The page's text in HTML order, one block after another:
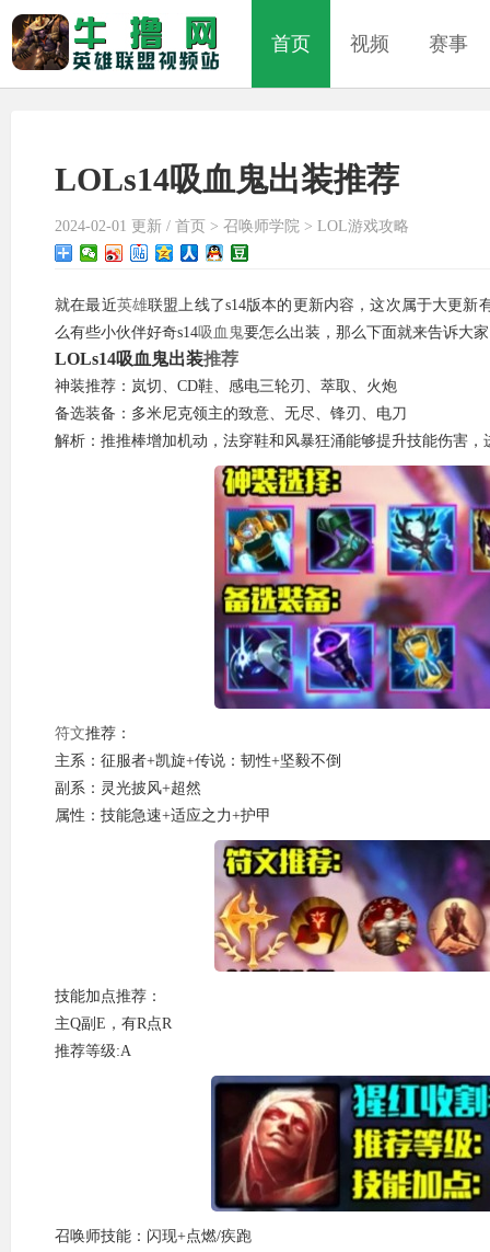
首页 视频 赛事
LOLs14吸血鬼出装推荐
2024-02-01 更新 / 首页 > 召唤师学院 > LOL游戏攻略
就在最近英雄联盟上线了s14版本的更新内容，这次属于大更
么有些小伙伴好奇s14吸血鬼要怎么出装，那么下面就来告诉大
LOLs14吸血鬼出装推荐
神装推荐：岚切、CD鞋、感电三轮刃、萃取、火炮
备选装备：多米尼克领主的致意、无尽、锋刃、电刀
解析：推推棒增加机动，法穿鞋和风暴狂涌能够提升技能伤害，
符文推荐：
主系：征服者+凯旋+传说：韧性+坚毅不倒
副系：灵光披风+超然
属性：技能急速+适应之力+护甲
技能加点推荐：
主Q副E，有R点R
推荐等级:A
召唤师技能：闪现+点燃/疾跑